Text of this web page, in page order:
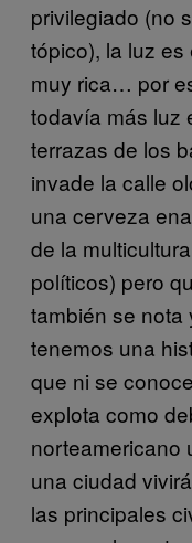
privilegiado (no
tópico), la luz
muy rica… por
todavía más luz
terrazas de los
invade la calle
una cerveza
de la
políticos) pero
también se nota
tenemos una
que ni se
explota como
norteamericano
una ciudad
las principales